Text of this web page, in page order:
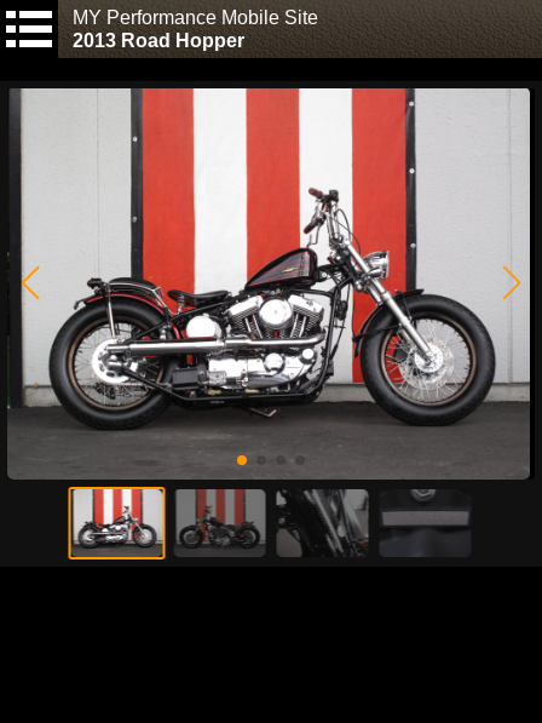
MY Performance Mobile Site
2013 Road Hopper